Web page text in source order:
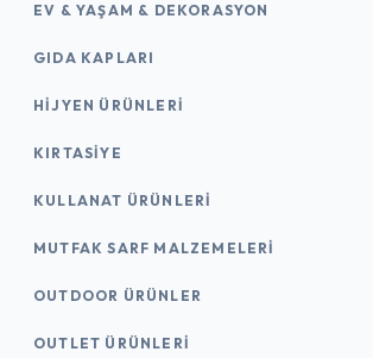
EV & YAŞAM & DEKORASYON
GIDA KAPLARI
HIJYEN ÜRÜNLERI
KIRTASİYE
KULLANAT ÜRÜNLERI
MUTFAK SARF MALZEMELERI
OUTDOOR ÜRÜNLER
OUTLET ÜRÜNLERI